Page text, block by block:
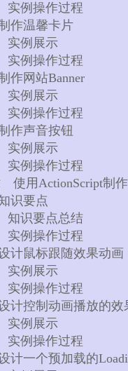
实例操作过程
作温馨卡片
实例展示
实例操作过程
作网站Banner
实例展示
实例操作过程
作声音按钮
实例展示
实例操作过程
使用ActionScript制
识要点
知识要点总结
实例操作过程
计鼠标跟随效果动
实例展示
实例操作过程
计控制动画播放的
实例展示
实例操作过程
计一个预加载的